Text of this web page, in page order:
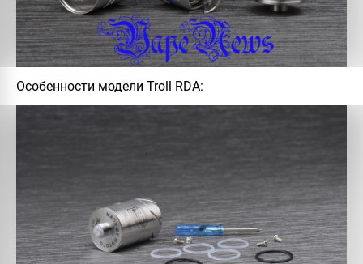
Особенности модели Troll RDA: